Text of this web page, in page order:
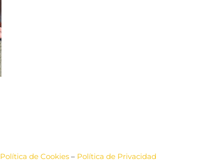
Política de Cookies – Política de Privacidad